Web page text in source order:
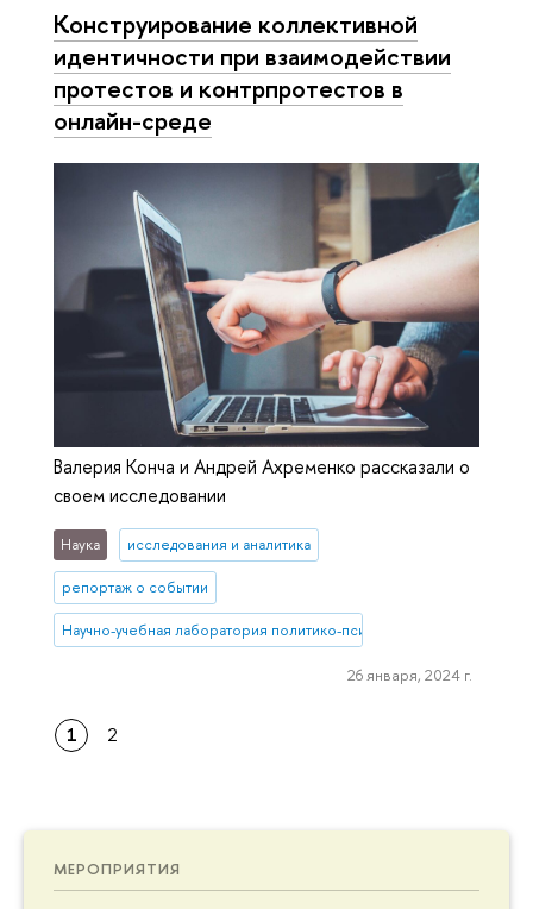
МЕРОПРИЯТИЯ
Конструирование коллективной
идентичности при взаимодействии
протестов и контрпротестов в
онлайн-среде
Валерия Конча и Андрей Ахременко рассказали о
своем исследовании
Наука исследования и аналитика
репортаж о событии
Научно-учебная лаборатория политико-психологических
26 января, 2024 г.
1 2